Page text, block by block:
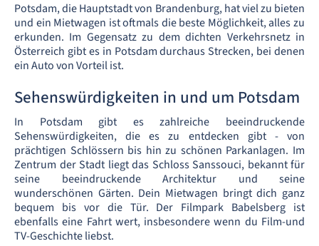
Potsdam, die Hauptstadt von Brandenburg, hat viel zu bieten
und ein Mietwagen ist oftmals die beste Möglichkeit, alles zu
erkunden. Im Gegensatz zu dem dichten Verkehrsnetz in
Österreich gibt es in Potsdam durchaus Strecken, bei denen
ein Auto von Vorteil ist.
Sehenswürdigkeiten in und um Potsdam
In Potsdam gibt es zahlreiche beeindruckende
Sehenswürdigkeiten, die es zu entdecken gibt - von
prächtigen Schlössern bis hin zu schönen Parkanlagen. Im
Zentrum der Stadt liegt das Schloss Sanssouci, bekannt für
seine beeindruckende Architektur und seine
wunderschönen Gärten. Dein Mietwagen bringt dich ganz
bequem bis vor die Tür. Der Filmpark Babelsberg ist
ebenfalls eine Fahrt wert, insbesondere wenn du Film-und
TV-Geschichte liebst.